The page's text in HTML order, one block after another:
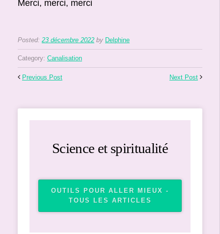
Merci, merci, merci
Posted: 23 décembre 2022 by Delphine
Category: Canalisation
Previous Post Next Post
Science et spiritualité
OUTILS POUR ALLER MIEUX -
TOUS LES ARTICLES